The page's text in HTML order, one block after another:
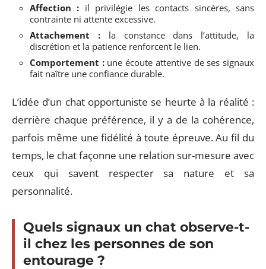
Affection : il privilégie les contacts sincères, sans
contrainte ni attente excessive.
Attachement :la constance dans l’attitude, la
discrétion et la patience renforcent le lien.
Comportement :une écoute attentive de ses signaux
fait naître une confiance durable.
L’idée d’un chat opportuniste se heurte à la réalité :
derrière chaque préférence, il y a de la cohérence,
parfois même une fidélité à toute épreuve. Au fil du
temps, le chat façonne une relation sur-mesure avec
ceux qui savent respecter sa nature et sa
personnalité.
Quels signaux un chat observe-t-
il chez les personnes de son
entourage ?